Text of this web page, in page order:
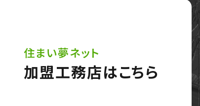
住まい夢ネット
加盟工務店はこちら